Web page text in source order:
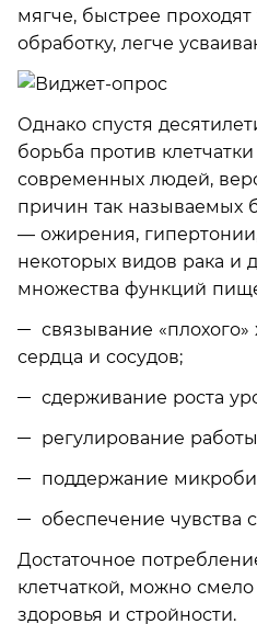
мягче, быстрее
обработку, легче
Однако спустя
борьба против
современных людей,
причин так называемых
— ожирения,
некоторых видов рака и
множества функций
связывание
сердца и сосудов;
сдерживание роста
регулирование
поддержание
обеспечение чувства
Достаточное
клетчаткой, можно смело
здоровья и стройности.